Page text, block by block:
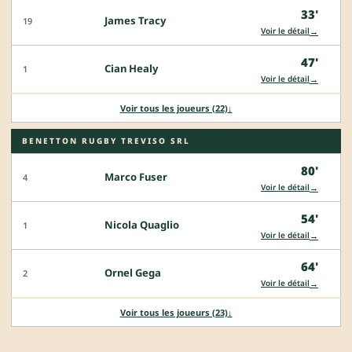
19 James Tracy 33'
Voir le détail →
1 Cian Healy 47'
Voir le détail →
Voir tous les joueurs (22)↓
BENETTON RUGBY TREVISO SRL
4 Marco Fuser 80'
Voir le détail →
1 Nicola Quaglio 54'
Voir le détail →
2 Ornel Gega 64'
Voir le détail →
Voir tous les joueurs (23)↓